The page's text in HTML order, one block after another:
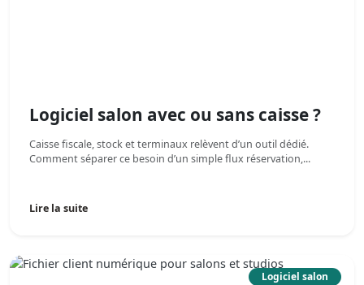
Logiciel salon avec ou sans caisse ?
Caisse fiscale, stock et terminaux relèvent d’un outil dédié.
Comment séparer ce besoin d’un simple flux réservation,...
Lire la suite
Logiciel salon